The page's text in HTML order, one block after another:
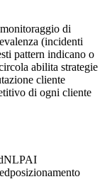
di
(incidenti
pattern indicano o
abilita strategie
cliente
di ogni cliente
NLPAI
posizionamento